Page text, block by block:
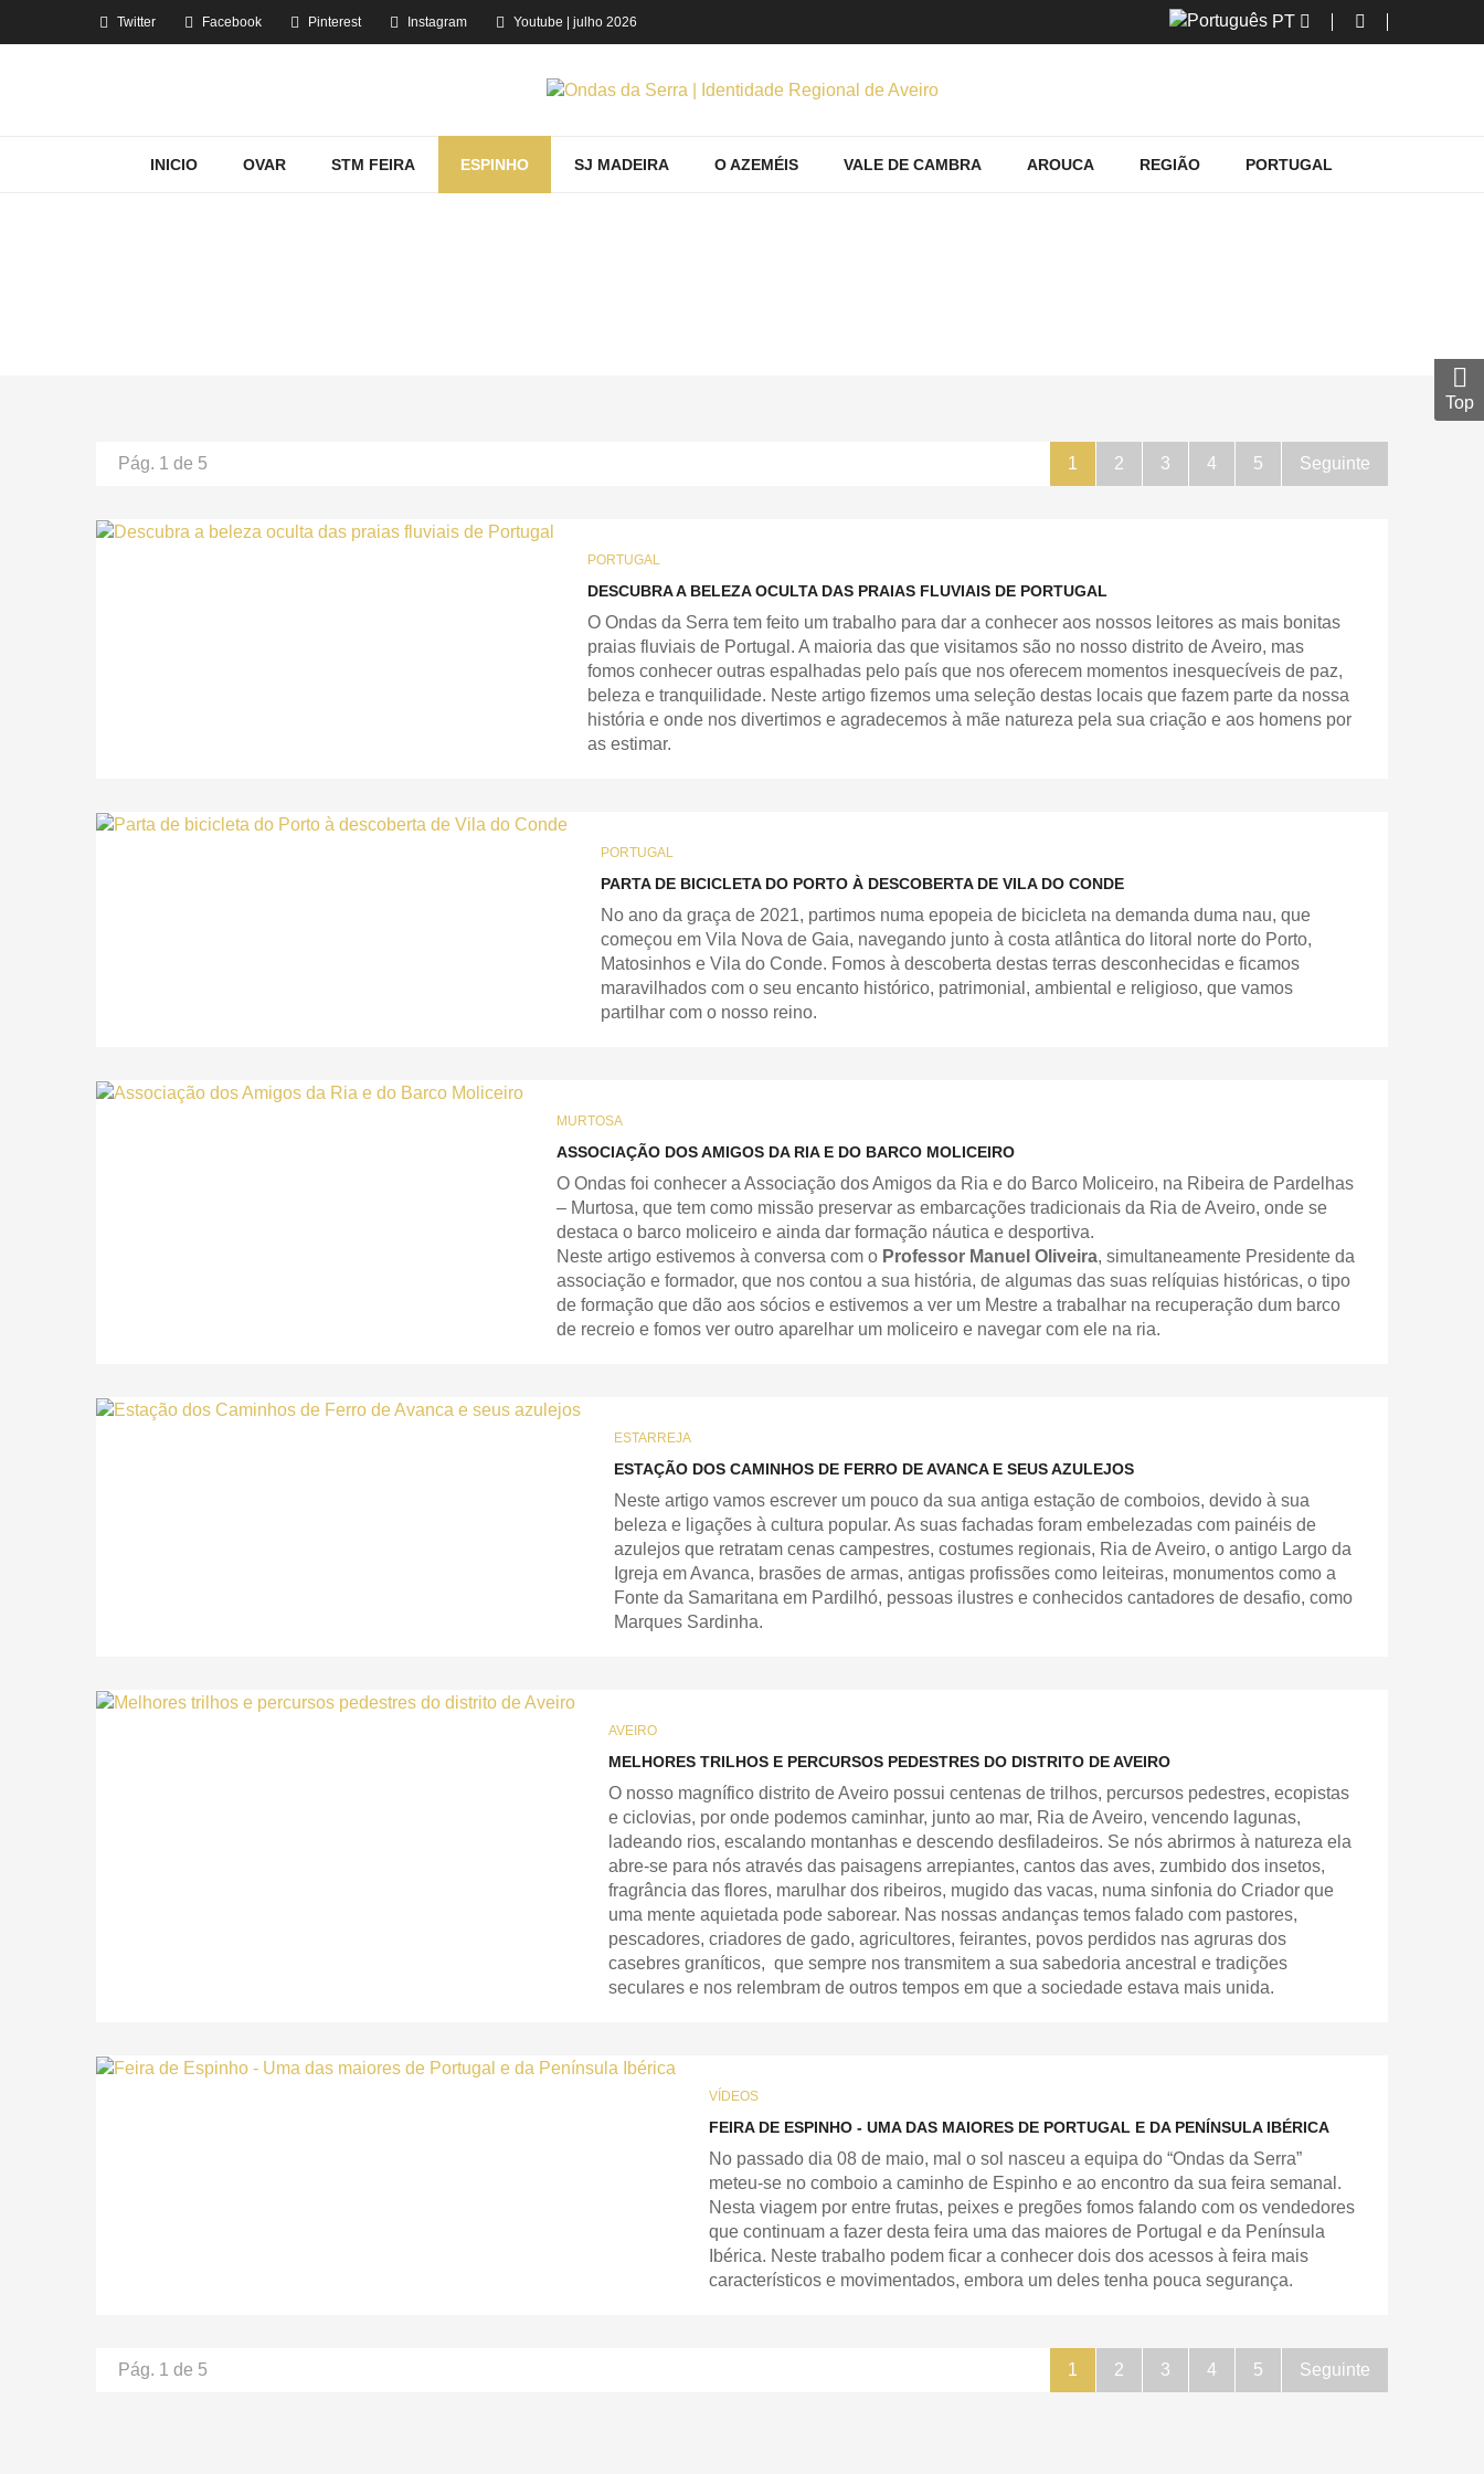
Twitter Facebook Pinterest Instagram Youtube | julho 2026 PT
INICIO OVAR STM FEIRA ESPINHO SJ MADEIRA O AZEMÉIS VALE DE CAMBRA AROUCA REGIÃO PORTUGAL
1 2 3 4 5 Seguinte
Pág. 1 de 5
PORTUGAL
DESCUBRA A BELEZA OCULTA DAS PRAIAS FLUVIAIS DE PORTUGAL
O Ondas da Serra tem feito um trabalho para dar a conhecer aos nossos leitores as mais bonitas
praias fluviais de Portugal. A maioria das que visitamos são no nosso distrito de Aveiro, mas
fomos conhecer outras espalhadas pelo país que nos oferecem momentos inesquecíveis de paz,
beleza e tranquilidade. Neste artigo fizemos uma seleção destas locais que fazem parte da nossa
história e onde nos divertimos e agradecemos à mãe natureza pela sua criação e aos homens por
as estimar.
PORTUGAL
PARTA DE BICICLETA DO PORTO À DESCOBERTA DE VILA DO CONDE
No ano da graça de 2021, partimos numa epopeia de bicicleta na demanda duma nau, que
começou em Vila Nova de Gaia, navegando junto à costa atlântica do litoral norte do Porto,
Matosinhos e Vila do Conde. Fomos à descoberta destas terras desconhecidas e ficamos
maravilhados com o seu encanto histórico, patrimonial, ambiental e religioso, que vamos
partilhar com o nosso reino.
MURTOSA
ASSOCIAÇÃO DOS AMIGOS DA RIA E DO BARCO MOLICEIRO
O Ondas foi conhecer a Associação dos Amigos da Ria e do Barco Moliceiro, na Ribeira de Pardelhas
– Murtosa, que tem como missão preservar as embarcações tradicionais da Ria de Aveiro, onde se
destaca o barco moliceiro e ainda dar formação náutica e desportiva.
Neste artigo estivemos à conversa com o Professor Manuel Oliveira, simultaneamente Presidente da
associação e formador, que nos contou a sua história, de algumas das suas relíquias históricas, o tipo
de formação que dão aos sócios e estivemos a ver um Mestre a trabalhar na recuperação dum barco
de recreio e fomos ver outro aparelhar um moliceiro e navegar com ele na ria.
ESTARREJA
ESTAÇÃO DOS CAMINHOS DE FERRO DE AVANCA E SEUS AZULEJOS
Neste artigo vamos escrever um pouco da sua antiga estação de comboios, devido à sua
beleza e ligações à cultura popular. As suas fachadas foram embelezadas com painéis de
azulejos que retratam cenas campestres, costumes regionais, Ria de Aveiro, o antigo Largo da
Igreja em Avanca, brasões de armas, antigas profissões como leiteiras, monumentos como a
Fonte da Samaritana em Pardilhó, pessoas ilustres e conhecidos cantadores de desafio, como
Marques Sardinha.
AVEIRO
MELHORES TRILHOS E PERCURSOS PEDESTRES DO DISTRITO DE AVEIRO
O nosso magnífico distrito de Aveiro possui centenas de trilhos, percursos pedestres, ecopistas
e ciclovias, por onde podemos caminhar, junto ao mar, Ria de Aveiro, vencendo lagunas,
ladeando rios, escalando montanhas e descendo desfiladeiros. Se nós abrirmos à natureza ela
abre-se para nós através das paisagens arrepiantes, cantos das aves, zumbido dos insetos,
fragrância das flores, marulhar dos ribeiros, mugido das vacas, numa sinfonia do Criador que
uma mente aquietada pode saborear. Nas nossas andanças temos falado com pastores,
pescadores, criadores de gado, agricultores, feirantes, povos perdidos nas agruras dos
casebres graníticos, que sempre nos transmitem a sua sabedoria ancestral e tradições
seculares e nos relembram de outros tempos em que a sociedade estava mais unida.
VÍDEOS
FEIRA DE ESPINHO - UMA DAS MAIORES DE PORTUGAL E DA PENÍNSULA IBÉRICA
No passado dia 08 de maio, mal o sol nasceu a equipa do “Ondas da Serra”
meteu-se no comboio a caminho de Espinho e ao encontro da sua feira semanal.
Nesta viagem por entre frutas, peixes e pregões fomos falando com os vendedores
que continuam a fazer desta feira uma das maiores de Portugal e da Península
Ibérica. Neste trabalho podem ficar a conhecer dois dos acessos à feira mais
característicos e movimentados, embora um deles tenha pouca segurança.
1 2 3 4 5 Seguinte
Pág. 1 de 5
Top